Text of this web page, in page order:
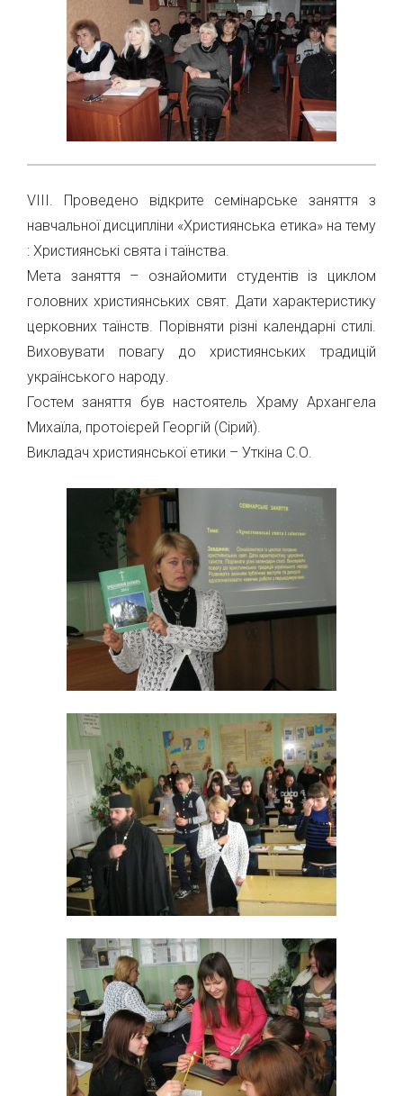
VІІІ. Проведено відкрите семінарське заняття з
навчальної дисципліни «Християнська етика» на тему
: Християнські свята і таїнства.
Мета заняття – ознайомити студентів із циклом
головних християнських свят. Дати характеристику
церковних таїнств. Порівняти різні календарні стилі.
Виховувати повагу до християнських традицій
українського народу.
Гостем заняття був настоятель Храму Архангела
Михаїла, протоієрей Георгій (Сірий).
Викладач християнської етики – Уткіна С.О.